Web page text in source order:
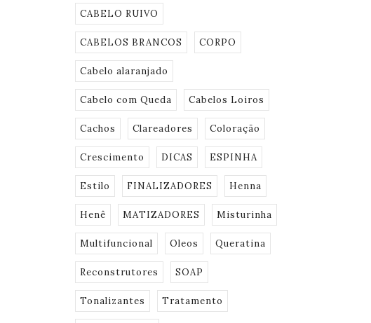
CABELO RUIVO
CABELOS BRANCOS CORPO
Cabelo alaranjado
Cabelo com Queda Cabelos Loiros
Cachos Clareadores Coloração
Crescimento DICAS ESPINHA
Estilo FINALIZADORES Henna
Henê MATIZADORES Misturinha
Multifuncional Oleos Queratina
Reconstrutores SOAP
Tonalizantes Tratamento